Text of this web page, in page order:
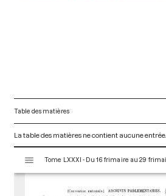
Table des matières
La table des matières ne contient aucune entrée.
s